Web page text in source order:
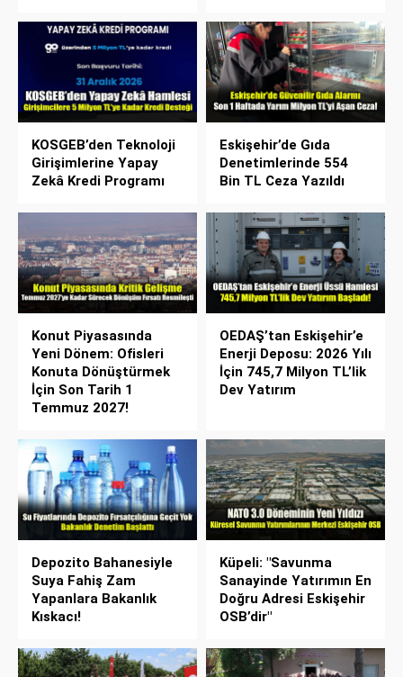
KOSGEB’den Teknoloji
Girişimlerine Yapay
Zekâ Kredi Programı
Eskişehir’de Gıda
Denetimlerinde 554
Bin TL Ceza Yazıldı
Konut Piyasasında
Yeni Dönem: Ofisleri
Konuta Dönüştürmek
İçin Son Tarih 1
Temmuz 2027!
OEDAŞ’tan Eskişehir’e
Enerji Deposu: 2026 Yılı
İçin 745,7 Milyon TL’lik
Dev Yatırım
Depozito Bahanesiyle
Suya Fahiş Zam
Yapanlara Bakanlık
Kıskacı!
Küpeli: "Savunma
Sanayinde Yatırımın En
Doğru Adresi Eskişehir
OSB’dir"